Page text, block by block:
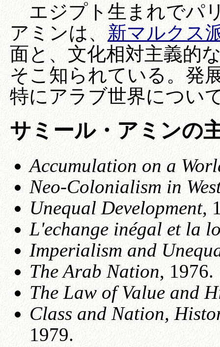
エジプト生まれでパ
アミンは、新マルクス
面と、文化相対主義的
そこ知られている。発
特にアラブ世界につい
サミール・アミンの
Accumulation on a
Neo-Colonialism in
Unequal Development,
L'echange inégal et la
Imperialism and
The Arab Nation, 1976.
The Law of Value and
Class and Nation,
1979.